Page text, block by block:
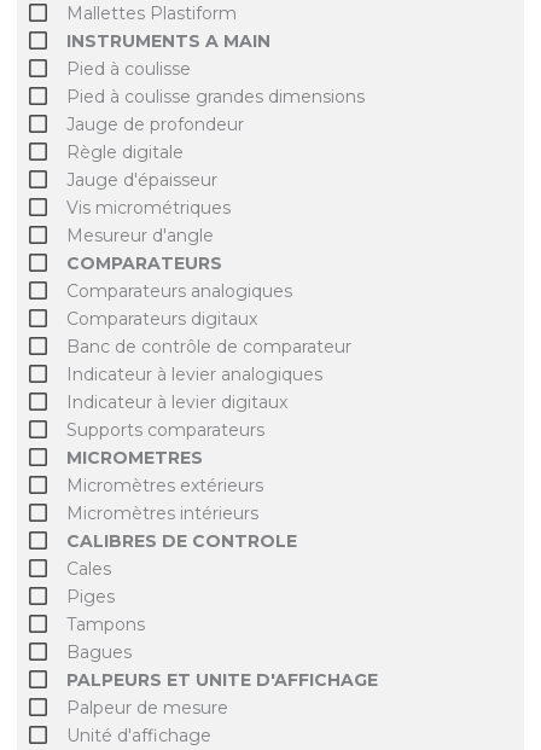
Mallettes Plastiform
INSTRUMENTS A MAIN
Pied à coulisse
Pied à coulisse grandes dimensions
Jauge de profondeur
Règle digitale
Jauge d'épaisseur
Vis micrométriques
Mesureur d'angle
COMPARATEURS
Comparateurs analogiques
Comparateurs digitaux
Banc de contrôle de comparateur
Indicateur à levier analogiques
Indicateur à levier digitaux
Supports comparateurs
MICROMETRES
Micromètres extérieurs
Micromètres intérieurs
CALIBRES DE CONTROLE
Cales
Piges
Tampons
Bagues
PALPEURS ET UNITE D'AFFICHAGE
Palpeur de mesure
Unité d'affichage